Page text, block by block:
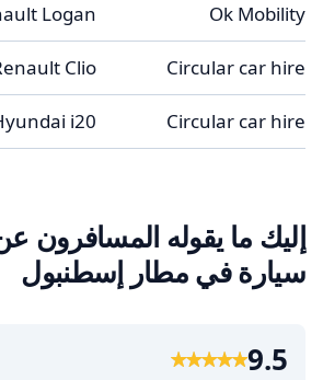
Ok Mobility
Logan
Circular car hire
Clio
Circular car hire
i20
إليك ما يقوله المسافرون
سيارة في مطار إسطنبول
9.5